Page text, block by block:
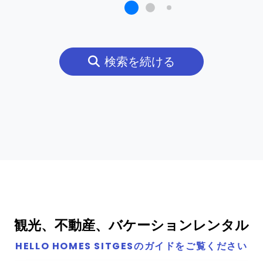
検索を続ける
観光、不動産、バケーションレンタル
HELLO HOMES SITGESのガイドをご覧ください